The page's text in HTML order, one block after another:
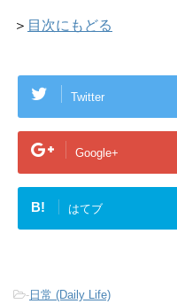
＞ 目次にもどる
Twitter
Google+
B! はてブ
- 日常 (Daily Life)